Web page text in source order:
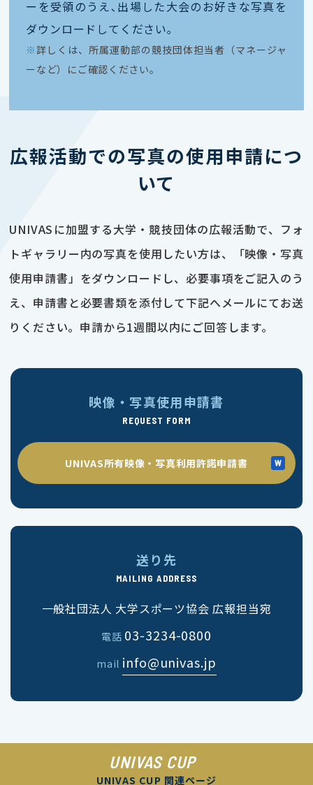
ーを受領のうえ､出場した大会のお好きな写真を
ダウンロードしてください｡
※ 詳しくは、所属運動部の競技団体担当者（マネージャ
ーなど）にご確認ください。
広報活動での写真の使用申請につ
いて
UNIVASに加盟する大学・競技団体の広報活動で、フォ
トギャラリー内の写真を使用したい方は、「映像・写真
使用申請書」をダウンロードし、必要事項をご記入のう
え、申請書と必要書類を添付して下記へメールにてお送
りください。申請から1週間以内にご回答します。
映像・写真使用申請書
REQUEST FORM
UNIVAS所有映像・写真利用許諾申請書
送り先
MAILING ADDRESS
一般社団法人 大学スポーツ協会 広報担当宛
電話 03-3234-0800
mail info@univas.jp
UNIVAS CUP
UNIVAS CUP 関連ページ